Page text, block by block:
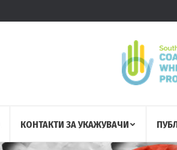
КОНТАКТИ ЗА УКАЖУВАЧИ